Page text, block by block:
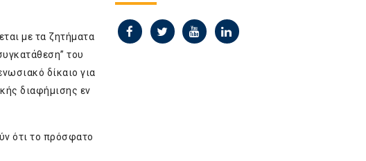
με τα ζητήματα
του
δίκαιο για
διαφήμισης εν
ότι το πρόσφατο